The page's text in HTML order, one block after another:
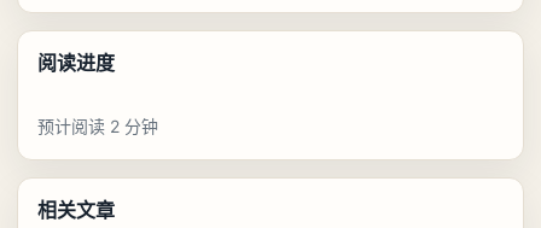
阅读进度
预计阅读 2 分钟
相关文章